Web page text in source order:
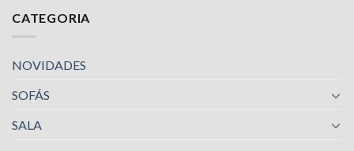
CATEGORIA
NOVIDADES
SOFÁS
SALA